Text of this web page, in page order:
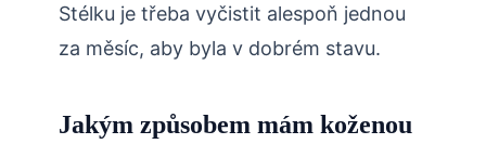
Stélku je třeba vyčistit alespoň jednou
za měsíc, aby byla v dobrém stavu.
Jakým způsobem mám koženou